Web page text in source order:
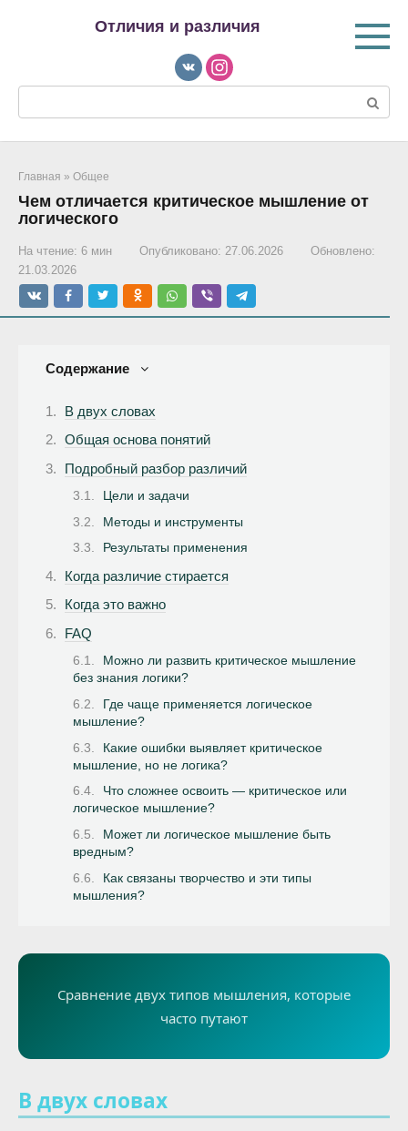
Отличия и различия
Главная » Общее
Чем отличается критическое мышление от
логического
На чтение: 6 мин Опубликовано: 27.06.2026
Обновлено:
21.03.2026
Содержание
В двух словах
Общая основа понятий
Подробный разбор различий
Цели и задачи
Методы и инструменты
Результаты применения
Когда различие стирается
Когда это важно
FAQ
Можно ли развить критическое мышление
без знания логики?
Где чаще применяется логическое
мышление?
Какие ошибки выявляет критическое
мышление, но не логика?
Что сложнее освоить — критическое или
логическое мышление?
Может ли логическое мышление быть
вредным?
Как связаны творчество и эти типы
мышления?
Сравнение двух типов мышления, которые
часто путают
В двух словах